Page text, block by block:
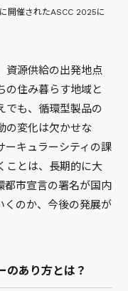
開催されたASCC 2025に
資源供給の出発地点
の住み暮らす地域と
でも、循環型製品の
の変化は欠かせな
ーキュラーシティの課
ことは、長期的に大
都市宣言の署名が国内
くのか、今後の発展が
のあり方とは？